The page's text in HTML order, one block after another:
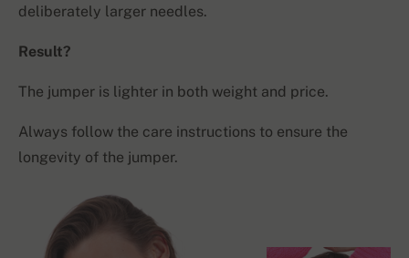
deliberately larger needles.
Result?
The jumper is lighter in both weight and price.
Always follow the care instructions to ensure the
longevity of the jumper.